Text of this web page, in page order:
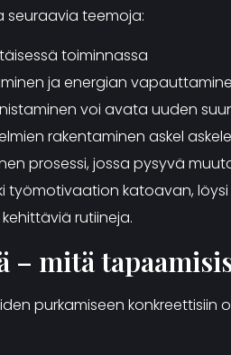
seuraavia teemoja:
toiminnassa
ja energian
voi avata uuden
rakentaminen askel
prosessi, jossa pysyvä
työmotivaation katoavan,
rutiineja.
– mitä
purkamiseen konkreettisiin